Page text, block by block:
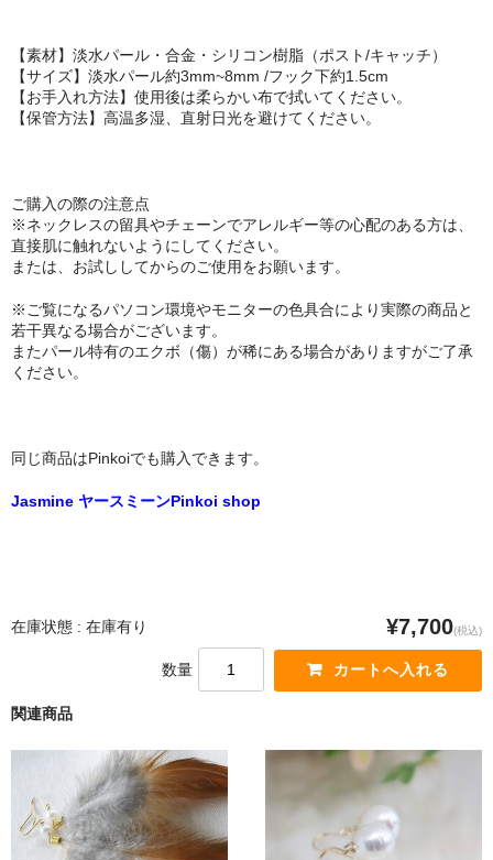
【素材】淡水パール・合金・シリコン樹脂（ポスト/キャッチ）
【サイズ】淡水パール約3mm~8mm /フック下約1.5cm
【お手入れ方法】使用後は柔らかい布で拭いてください。
【保管方法】高温多湿、直射日光を避けてください。
ご購入の際の注意点
※ネックレスの留具やチェーンでアレルギー等の心配のある方は、
直接肌に触れないようにしてください。
または、お試ししてからのご使用をお願います。
※ご覧になるパソコン環境やモニターの色具合により実際の商品と
若干異なる場合がございます。
またパール特有のエクボ（傷）が稀にある場合がありますがご了承
ください。
同じ商品はPinkoiでも購入できます。
Jasmine ヤースミーンPinkoi shop
在庫状態 : 在庫有り ¥7,700(税込)
数量
関連商品